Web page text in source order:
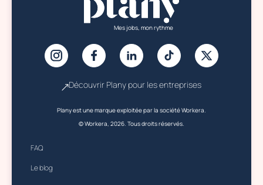
Mes jobs, mon rythme
Découvrir Plany pour les entreprises
Plany est une marque exploitée par la société Workera.
© Workera, 2026. Tous droits réservés.
FAQ
Le blog